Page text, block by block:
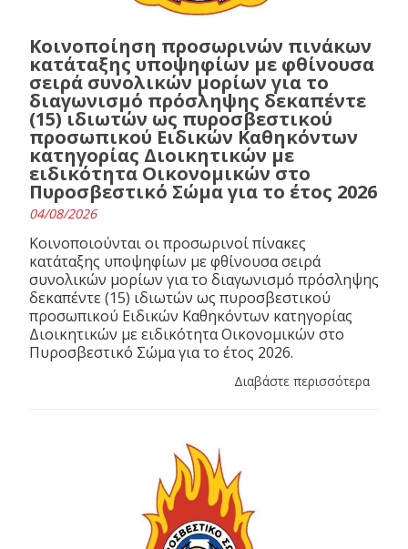
Κοινοποίηση προσωρινών πινάκων
κατάταξης υποψηφίων με φθίνουσα
σειρά συνολικών μορίων για το
διαγωνισμό πρόσληψης δεκαπέντε
(15) ιδιωτών ως πυροσβεστικού
προσωπικού Ειδικών Καθηκόντων
κατηγορίας Διοικητικών με
ειδικότητα Οικονομικών στο
Πυροσβεστικό Σώμα για το έτος 2026
04/08/2026
Κοινοποιούνται οι προσωρινοί πίνακες
κατάταξης υποψηφίων με φθίνουσα σειρά
συνολικών μορίων για το διαγωνισμό πρόσληψης
δεκαπέντε (15) ιδιωτών ως πυροσβεστικού
προσωπικού Ειδικών Καθηκόντων κατηγορίας
Διοικητικών με ειδικότητα Οικονομικών στο
Πυροσβεστικό Σώμα για το έτος 2026.
Διαβάστε περισσότερα